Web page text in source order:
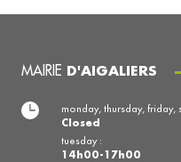
MAIRIE D'AIGALIERS
monday, thursday, friday,
Closed
tuesday :
14h00-17h00